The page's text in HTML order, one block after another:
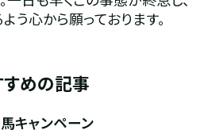
う心から願っております。
すめの記事
キャンペーン